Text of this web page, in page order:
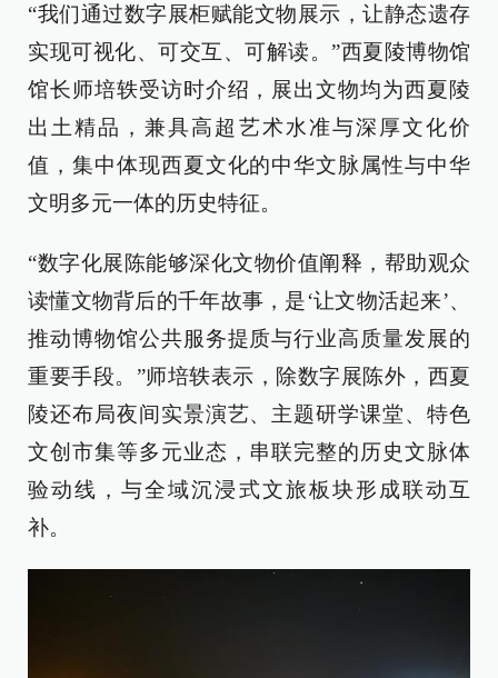
“我们通过数字展柜赋能文物展示，让静态遗存
实现可视化、可交互、可解读。”西夏陵博物馆
馆长师培轶受访时介绍，展出文物均为西夏陵
出土精品，兼具高超艺术水准与深厚文化价
值，集中体现西夏文化的中华文脉属性与中华
文明多元一体的历史特征。
“数字化展陈能够深化文物价值阐释，帮助观众
读懂文物背后的千年故事，是‘让文物活起来’、
推动博物馆公共服务提质与行业高质量发展的
重要手段。”师培轶表示，除数字展陈外，西夏
陵还布局夜间实景演艺、主题研学课堂、特色
文创市集等多元业态，串联完整的历史文脉体
验动线，与全域沉浸式文旅板块形成联动互
补。